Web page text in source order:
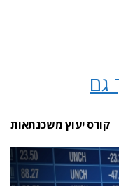
גם
קורס יעוץ משכנתאות